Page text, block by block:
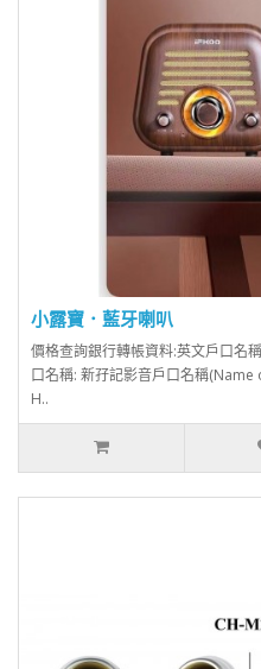
小露寶．藍牙喇叭
價格查詢銀行轉帳資料:英文戶口名
口名稱: 新孖記影音戶口名稱
H..